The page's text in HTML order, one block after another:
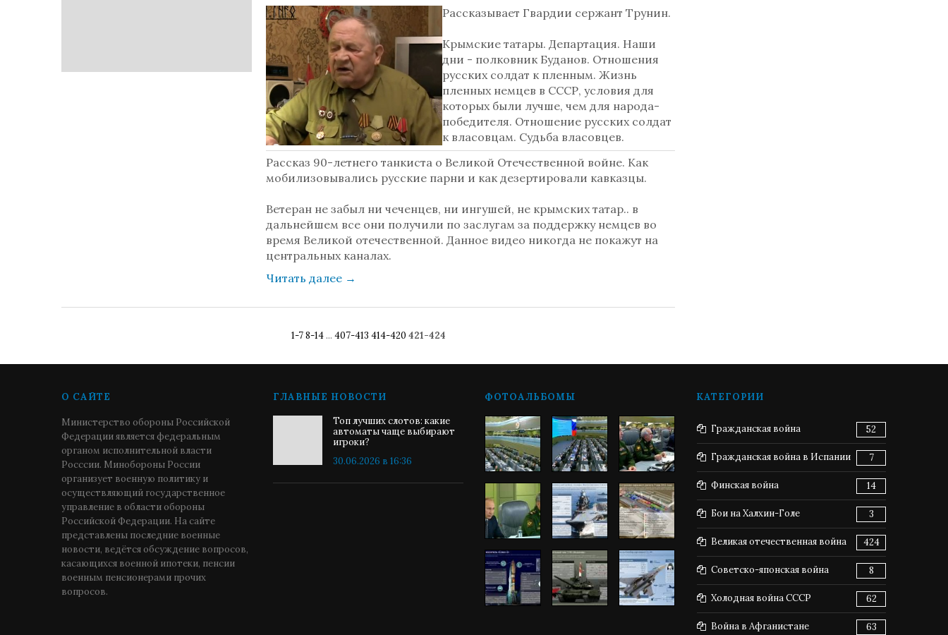
Рассказывает Гвардии сержант Трунин.
Крымские татары. Департация. Наши
дни - полковник Буданов. Отношения
русских солдат к пленным. Жизнь
пленных немцев в СССР, условия для
которых были лучше, чем для народа-
победителя. Отношение русских солдат
к власовцам. Судьба власовцев.
Рассказ 90-летнего танкиста о Великой Отечественной войне. Как
мобилизовывались русские парни и как дезертировали кавказцы.
Ветеран не забыл ни чеченцев, ни ингушей, не крымских татар.. в
дальнейшем все они получили по заслугам за поддержку немцев во
время Великой отечественной. Данное видео никогда не покажут на
центральных каналах.
Читать далее →
1-7 8-14 ... 407-413 414-420 421-424
О САЙТЕ
Министерство обороны Российской
Федерации является федеральным
органом исполнительной власти
Росссии. Минобороны России
организует военную политику и
осуществляющий государственное
управление в области обороны
Российской Федерации. На сайте
представлены последние военные
новости, ведётся обсуждение вопросов,
касающихся военной ипотеки, пенсии
военным пенсионерами прочих
вопросов.
ГЛАВНЫЕ НОВОСТИ
Топ лучших слотов: какие
автоматы чаще выбирают
игроки?
30.06.2026 в 16:36
ФОТОАЛЬБОМЫ КАТЕГОРИИ
Гражданская война 52
Гражданская война в Испании 7
Финская война 14
Бои на Халхин-Голе 3
Великая отечественная война 424
Советско-японская война 8
Холодная война СССР 62
Война в Афганистане 63